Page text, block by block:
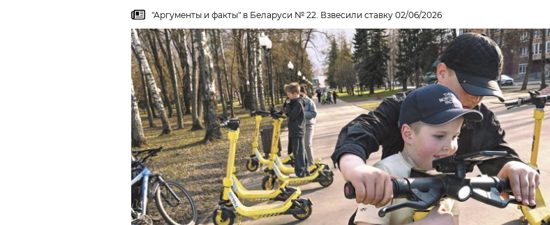
"Аргументы и факты" в Беларуси № 22. Взвесили ставку 02/06/2026